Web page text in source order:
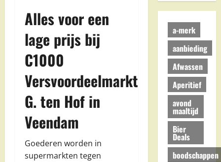
Alles voor een
lage prijs bij
C1000
Versvoordeelmarkt
G. ten Hof in
Veendam
Goederen worden in
supermarkten tegen
a-merk
aanbieding
Afwassen
Aperitief
avond
maaltijd
Bier
Deals
boodschappen